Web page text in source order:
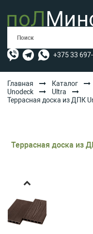
+375 33
КАТАЛОГ
Главная Каталог
Unodeck
Ultra
Террасная доска из ДПК
Террасная доска из